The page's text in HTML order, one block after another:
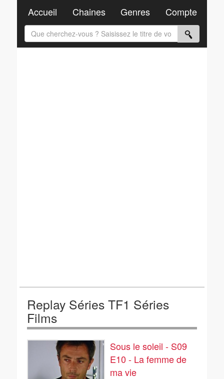
Replay Séries TF1 Séries
Films
Sous le soleil - S09
E10 - La femme de
ma vie
Accueil Chaines Genres Compte